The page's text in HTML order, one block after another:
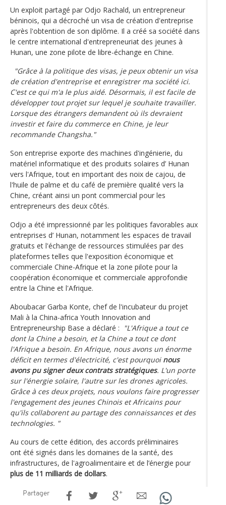
Un exploit partagé par Odjo Rachald, un entrepreneur
béninois, qui a décroché un visa de création d'entreprise
après l'obtention de son diplôme. Il a créé sa société dans
le centre international d'entrepreneuriat des jeunes à
Hunan, une zone pilote de libre-échange en Chine.
"Grâce à la politique des visas, je peux obtenir un visa
de création d'entreprise et enregistrer ma société ici.
C'est ce qui m'a le plus aidé. Désormais, il est facile de
développer tout projet sur lequel je souhaite travailler.
Lorsque des étrangers demandent où ils devraient
investir et faire du commerce en Chine, je leur
recommande Changsha."
Son entreprise exporte des machines d'ingénierie, du
matériel informatique et des produits solaires d’ Hunan
vers l'Afrique, tout en important des noix de cajou, de
l'huile de palme et du café de première qualité vers la
Chine, créant ainsi un pont commercial pour les
entrepreneurs des deux côtés.
Odjo a été impressionné par les politiques favorables aux
entreprises d’ Hunan, notamment les espaces de travail
gratuits et l'échange de ressources stimulées par des
plateformes telles que l'exposition économique et
commerciale Chine-Afrique et la zone pilote pour la
coopération économique et commerciale approfondie
entre la Chine et l'Afrique.
Aboubacar Garba Konte, chef de l'incubateur du projet
Mali à la China-africa Youth Innovation and
Entrepreneurship Base a déclaré :
"L'Afrique a tout ce
dont la Chine a besoin, et la Chine a tout ce dont
l'Afrique a besoin. En Afrique, nous avons un énorme
déficit en termes d'électricité, c'est pourquoi nous
avons pu signer deux contrats stratégiques. L'un porte
sur l'énergie solaire, l'autre sur les drones agricoles.
Grâce à ces deux projets, nous voulons faire progresser
l'engagement des jeunes Chinois et Africains pour
qu'ils collaborent au partage des connaissances et des
technologies. "
Au cours de cette édition, des accords préliminaires
ont été signés dans les domaines de la santé, des
infrastructures, de l'agroalimentaire et de l’énergie pour
plus de 11 milliards de dollars.
Partager